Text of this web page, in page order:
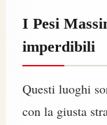
I Pesi
imperdibili
Questi luoghi
con la giusta